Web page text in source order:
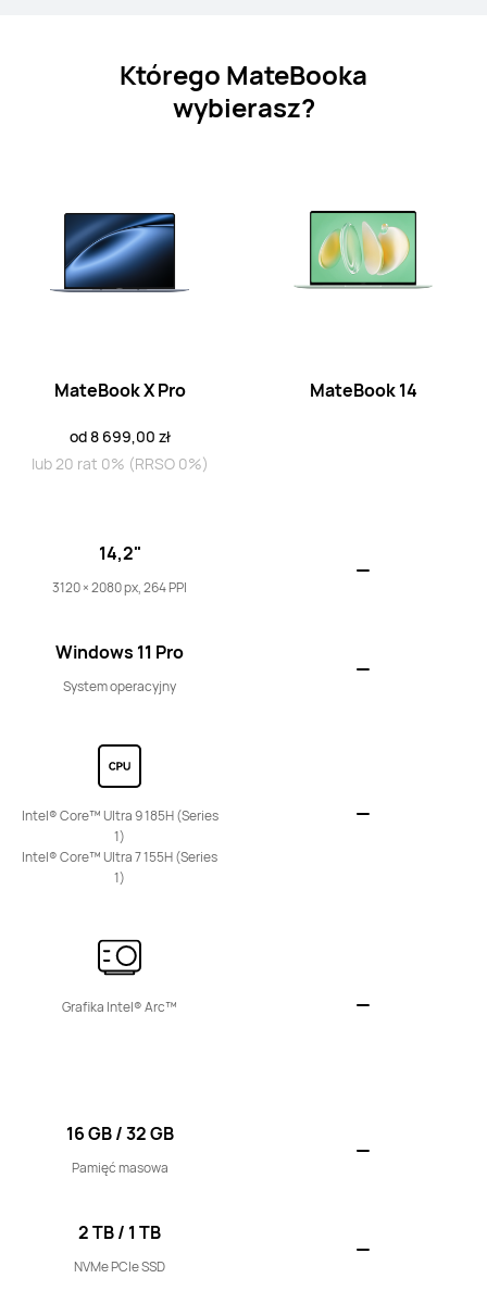
lub 20 rat 0% (RRSO 0%)
Powiadom mnie
MateBook D 14 2024 12th Gen Core
Dowiedz się więcej
Dowiedz się więcej
Którego MateBooka
wybierasz?
MateBook X Pro
od 8 699,00 zł
lub 20 rat 0% (RRSO 0%)
14,2"
3120 × 2080 px, 264 PPI
Windows 11 Pro
System operacyjny
Intel® Core™ Ultra 9 185H (Series
1)
Intel® Core™ Ultra 7 155H (Series
1)
Grafika Intel® Arc™
16 GB / 32 GB
Pamięć masowa
2 TB / 1 TB
NVMe PCIe SSD
MateBook 14